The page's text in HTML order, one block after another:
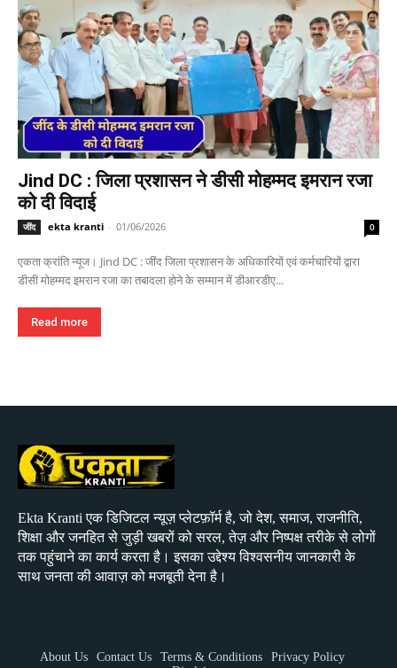
Jind DC : जिला प्रशासन ने डीसी मोहम्मद इमरान रजा
को दी विदाई
जींद ekta kranti - 01/06/2026 0
एकता क्रांति न्यूज। Jind DC : जींद जिला प्रशासन के अधिकारियों एवं कर्मचारियों द्वारा
डीसी मोहम्मद इमरान रजा का तबादला होने के सम्मान में डीआरडीए...
Read more
Ekta Kranti एक डिजिटल न्यूज़ प्लेटफ़ॉर्म है, जो देश, समाज, राजनीति,
शिक्षा और जनहित से जुड़ी खबरों को सरल, तेज़ और निष्पक्ष तरीके से लोगों
तक पहुंचाने का कार्य करता है। इसका उद्देश्य विश्वसनीय जानकारी के
साथ जनता की आवाज़ को मजबूती देना है।
About Us Contact Us Terms & Conditions
Privacy Policy